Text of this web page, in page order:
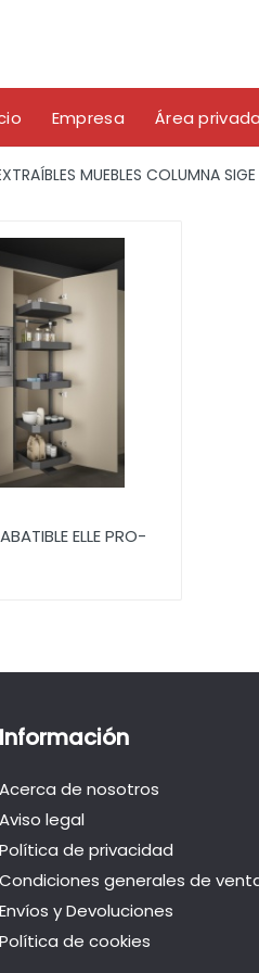
Empresa Área privada
MUEBLES COLUMNA
ELLE PRO-
Información
Acerca de nosotros
Aviso legal
Política de privacidad
Condiciones generales de
Envíos y Devoluciones
Política de cookies